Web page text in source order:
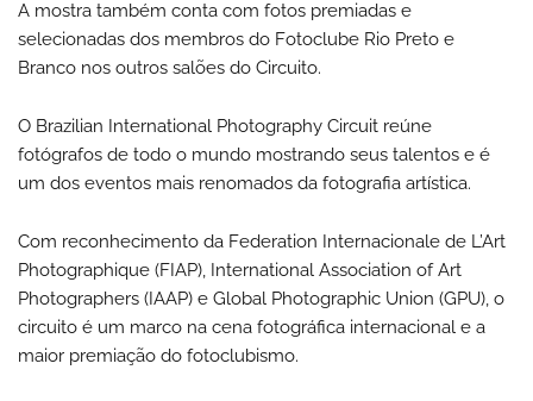
A mostra também conta com fotos premiadas e
selecionadas dos membros do Fotoclube Rio Preto e
Branco nos outros salões do Circuito.
O Brazilian International Photography Circuit reúne
fotógrafos de todo o mundo mostrando seus talentos e é
um dos eventos mais renomados da fotografia artística.
Com reconhecimento da Federation Internacionale de L’Art
Photographique (FIAP), International Association of Art
Photographers (IAAP) e Global Photographic Union (GPU), o
circuito é um marco na cena fotográfica internacional e a
maior premiação do fotoclubismo.